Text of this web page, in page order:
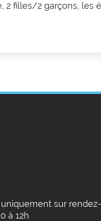
filles/2 garçons, les
sur
à 12h